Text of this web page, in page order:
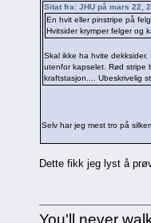
Sitat fra: JHU på mars 22,
En hvit eller pinstripe på
Hvitsider krymper felger og
Skal ikke ha hvite
utenfor kapselet. Rød stripe
kraftstasjon.... Ubeskrivelig
Selv har jeg mest tro på
Dette fikk jeg lyst å
You'll never